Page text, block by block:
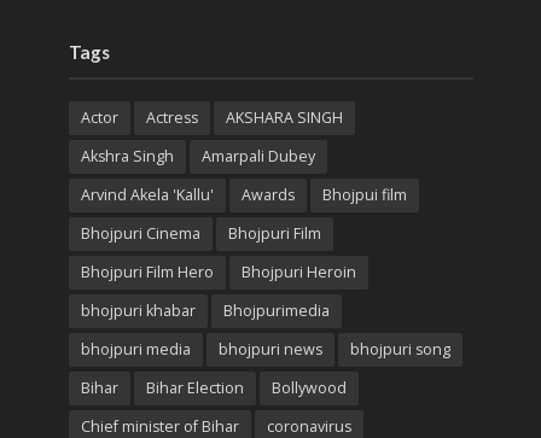
Tags
Actor Actress
AKSHARA SINGH
Akshra Singh
Amarpali Dubey
Arvind Akela 'Kallu'
Awards
Bhojpui film
Bhojpuri Cinema
Bhojpuri Film
Bhojpuri Film Hero
Bhojpuri Heroin
bhojpuri khabar
Bhojpurimedia
bhojpuri media
bhojpuri news
bhojpuri song
Bihar
Bihar Election
Bollywood
Chief minister of Bihar
coronavirus